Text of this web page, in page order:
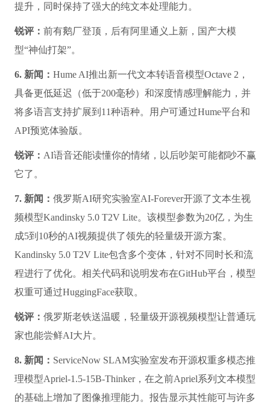
提升，同时保持了强大的纯文本处理能力。
锐评： 前有鹅厂登顶，后有阿里通义上新，国产大模
型“神仙打架”。
6. 新闻： Hume AI推出新一代文本转语音模型Octave 2，
具备更低延迟（低于200毫秒）和深度情感理解能力，并
将多语言支持扩展到11种语种。用户可通过Hume平台和
API预览体验版。
锐评： AI语音还能读懂你的情绪，以后吵架可能都吵不赢
它了。
7. 新闻： 俄罗斯AI研究实验室AI-Forever开源了文本生视
频模型Kandinsky 5.0 T2V Lite。该模型参数为20亿，为生
成5到10秒的AI视频提供了领先的轻量级开源方案。
Kandinsky 5.0 T2V Lite包含多个变体，针对不同时长和流
程进行了优化。相关代码和说明发布在GitHub平台，模型
权重可通过HuggingFace获取。
锐评： 俄罗斯老铁送温暖，轻量级开源视频模型让普通玩
家也能尝鲜AI大片。
8. 新闻： ServiceNow SLAM实验室发布开源权重多模态推
理模型Apriel-1.5-15B-Thinker，在之前Apriel系列文本模型
的基础上增加了图像推理能力。报告显示其性能可与许多